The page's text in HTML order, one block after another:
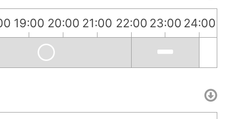
19:00 20:00 21:00 22:00 23:00 24:00